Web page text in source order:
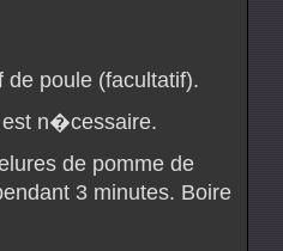
poule (facultatif).
est n�cessaire.
de pomme de
3 minutes. Boire